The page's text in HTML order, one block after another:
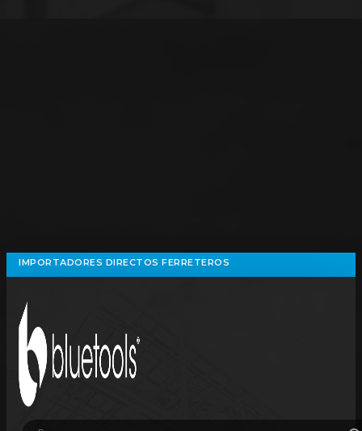
IMPORTADORES DIRECTOS FERRETEROS